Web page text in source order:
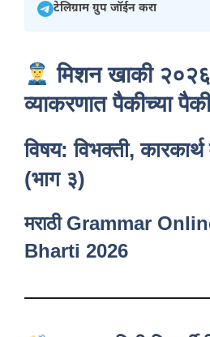
टेलिग्राम ग्रुप जॉईन करा
मिशन खाकी
व्याकरणात पैकीच्या
विषय: विभक्ती,
(भाग ३)
मराठी Grammar
Bharti 2026